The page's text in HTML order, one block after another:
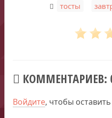
тосты
КОММЕНТАРИЕВ:
Войдите, чтобы